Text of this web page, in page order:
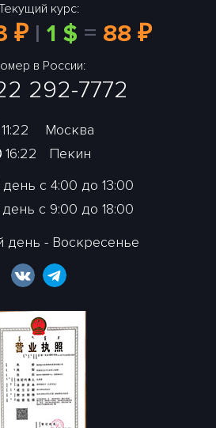
курс:
₽| 1 $ = 88 ₽
в России:
292-7772
11:22
Москва
16:22
Пекин
с 4:00 до 13:00
с 9:00 до 18:00
день - Воскресенье